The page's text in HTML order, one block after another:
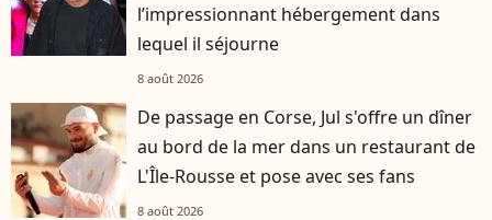
l’impressionnant hébergement dans
lequel il séjourne
8 août 2026
De passage en Corse, Jul s'offre un dîner
au bord de la mer dans un restaurant de
L'Île-Rousse et pose avec ses fans
8 août 2026